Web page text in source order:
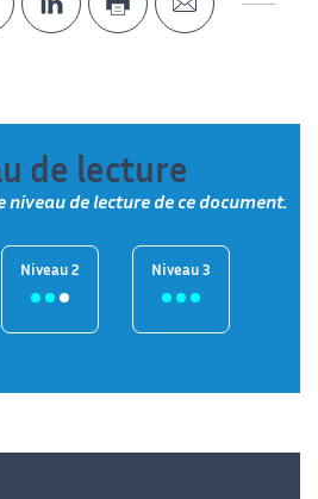
de lecture
niveau de lecture de ce document.
Niveau 2 Niveau 3